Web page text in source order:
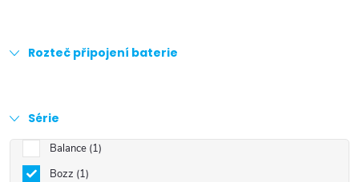
Rozteč připojení baterie
Série
Balance 1
Bozz 1